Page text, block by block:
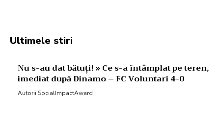
Ultimele stiri
Nu s-au dat bătuți! » Ce s-a întâmplat pe teren,
imediat după Dinamo – FC Voluntari 4-0
Autorii SocialImpactAward